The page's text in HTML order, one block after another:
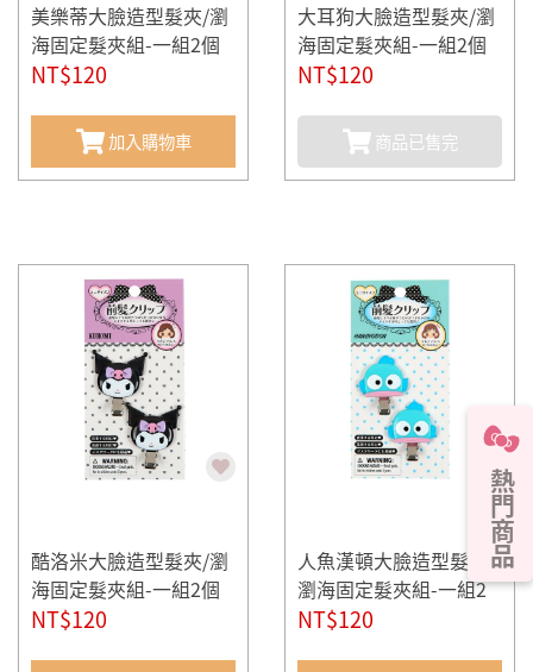
熱門商品
美樂蒂大臉造型髮夾/瀏
海固定髮夾組-一組2個
入(mini)
NT$120
加入購物車
大耳狗大臉造型髮夾/瀏
海固定髮夾組-一組2個
入(mini)
NT$120
商品已售完
酷洛米大臉造型髮夾/瀏
海固定髮夾組-一組2個
入(mini)
NT$120
人魚漢頓大臉造型髮夾/
瀏海固定髮夾組-一組2
個入(mini)
NT$120